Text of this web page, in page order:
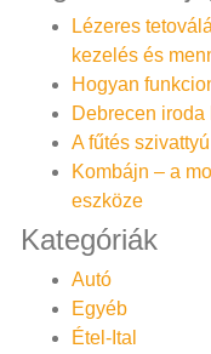
Lézeres
kezelés és
Hogyan
Debrecen iroda
A fűtés
Kombájn – a
eszköze
Kategóriák
Autó
Egyéb
Étel-Ital